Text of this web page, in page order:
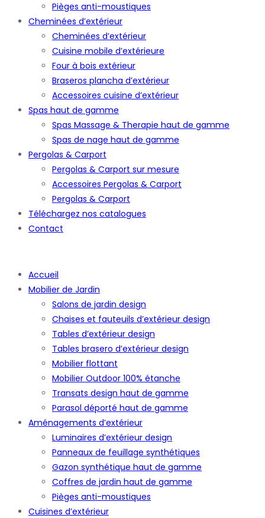
Pièges anti-moustiques
Cheminées d’extérieur
Cheminées d’extérieur
Cuisine mobile d’extérieure
Four à bois extérieur
Braseros plancha d’extérieur
Accessoires cuisine d’extérieur
Spas haut de gamme
Spas Massage & Therapie haut de gamme
Spas de nage haut de gamme
Pergolas & Carport
Pergolas & Carport sur mesure
Accessoires Pergolas & Carport
Pergolas & Carport
Téléchargez nos catalogues
Contact
Accueil
Mobilier de Jardin
Salons de jardin design
Chaises et fauteuils d’extérieur design
Tables d’extérieur design
Tables brasero d’extérieur design
Mobilier flottant
Mobilier Outdoor 100% étanche
Transats design haut de gamme
Parasol déporté haut de gamme
Aménagements d’extérieur
Luminaires d’extérieur design
Panneaux de feuillage synthétiques
Gazon synthétique haut de gamme
Coffres de jardin haut de gamme
Pièges anti-moustiques
Cuisines d’extérieur